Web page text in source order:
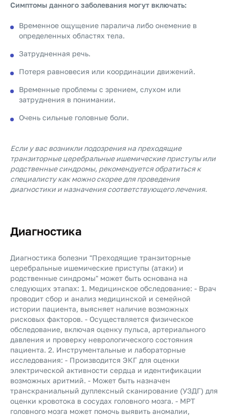
Симптомы данного заболевания могут включать:
Временное ощущение паралича либо онемение в
определенных областях тела.
Затрудненная речь.
Потеря равновесия или координации движений.
Временные проблемы с зрением, слухом или
затруднения в понимании.
Очень сильные головные боли.
Если у вас возникли подозрения на преходящие
транзиторные церебральные ишемические приступы или
родственные синдромы, рекомендуется обратиться к
специалисту как можно скорее для проведения
диагностики и назначения соответствующего лечения.
Диагностика
Диагностика болезни "Преходящие транзиторные
церебральные ишемические приступы (атаки) и
родственные синдромы" может быть основана на
следующих этапах: 1. Медицинское обследование: - Врач
проводит сбор и анализ медицинской и семейной
истории пациента, выясняет наличие возможных
рисковых факторов. - Осуществляется физическое
обследование, включая оценку пульса, артериального
давления и проверку неврологического состояния
пациента. 2. Инструментальные и лабораторные
исследования: - Производится ЭКГ для оценки
электрической активности сердца и идентификации
возможных аритмий. - Может быть назначен
транскраниальный дуплексный сканирование (УЗДГ) для
оценки кровотока в сосудах головного мозга. - МРТ
головного мозга может помочь выявить аномалии,